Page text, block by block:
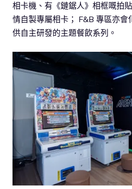
相卡機、有《鏈鋸人》相框嘅拍
情自製專屬相卡； F&B 專區亦會
供自主研發的主題餐飲系列。